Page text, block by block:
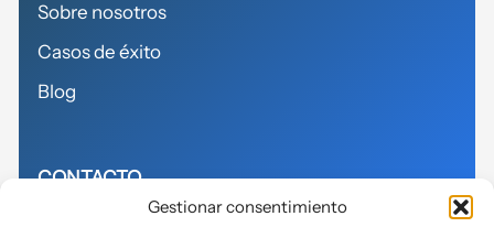
Gestionar consentimiento
Sobre nosotros
Casos de éxito
Blog
CONTACTO